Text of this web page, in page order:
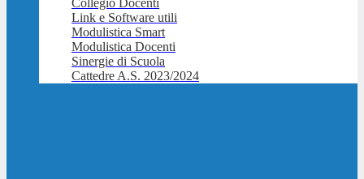
Collegio Docenti
Link e Software utili
Modulistica Smart
Modulistica Docenti
Sinergie di Scuola
Cattedre A.S. 2023/2024